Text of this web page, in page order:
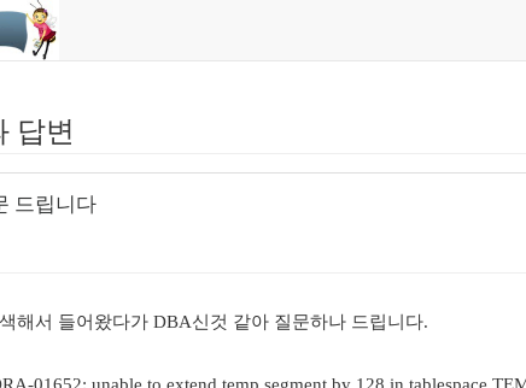
답변
드립니다
해서 들어왔다가 DBA신것 같아 질문하나 드립니다.